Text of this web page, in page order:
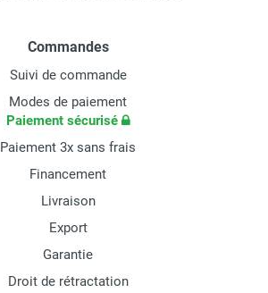
Commandes
Suivi de commande
Modes de paiement
Paiement sécurisé
Paiement 3x sans frais
Financement
Livraison
Export
Garantie
Droit de rétractation